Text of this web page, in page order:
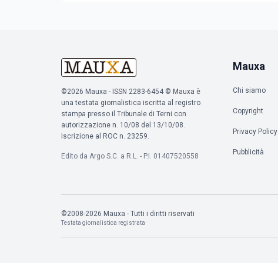
©2026 Mauxa - ISSN 2283-6454 © Mauxa è
una testata giornalistica iscritta al registro
stampa presso il Tribunale di Terni con
autorizzazione n. 10/08 del 13/10/08.
Iscrizione al ROC n. 23259.
Edito da Argo S.C. a R.L. - P.I. 01407520558
Mauxa
Chi siamo
Copyright
Privacy Policy
Pubblicità
©2008-2026 Mauxa - Tutti i diritti riservati
Testata giornalistica registrata